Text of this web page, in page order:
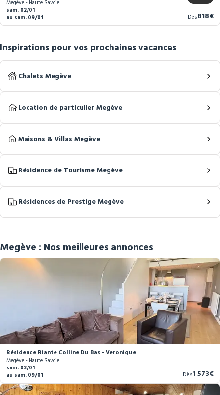
Megève - Haute Savoie
sam. 02/01
au sam. 09/01
Dès
prix
818€
Inspirations pour vos prochaines vacances
Chalets Megève
Location de particulier Megève
Maisons & Villas Megève
Résidence de Tourisme Megève
Résidences de Prestige Megève
Megève : Nos meilleures annonces
Résidence Riante Colline Du Bas - Veronique
Megève - Haute Savoie
sam. 02/01
au sam. 09/01
Dès
prix
1 573€